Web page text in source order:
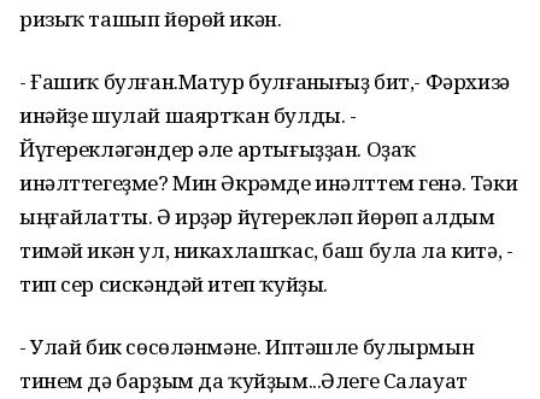
ризыҡ ташып йөрөй икән.
- Ғашиҡ булған.Матур булғанһығыҙ бит,- Фәрхизә
инәйҙе шулай шаяртҡан булды. -
Йүгерекләгәндер әле артығыҙҙан. Оҙаҡ
инәлттегеҙме? Мин Әкрәмде инәлттем генә. Тәки
ыңғайлатты. Ә ирҙәр йүгерекләп йөрөп алдым
тимәй икән ул, никахлашҡас, баш була ла китә, -
тип сер сискәндәй итеп ҡуйҙы.
- Улай бик сөсөләнмәне. Иптәшле булырмын
тинем дә барҙым да ҡуйҙым...Әлеге Салауат